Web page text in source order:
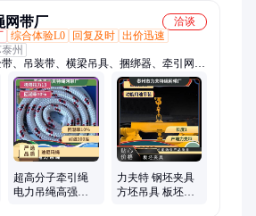
网带厂
洽谈
综合体验L0 回复及时 出价迅速
州
、吊装带、横梁吊具、捆绑器、牵引网
吊带、圆筒吊带、起重吊网、高温吊绳、钢
龙吊绳、电缆网套、帆布吊网、圆套吊
吊网、尼龙软梯、尼龙吊网、圆形吊带、扁
酸洗吊绳
超高分子牵引绳
电力吊绳高强涤
力夫特 钢坯夹具
方坯吊具 板坯夹